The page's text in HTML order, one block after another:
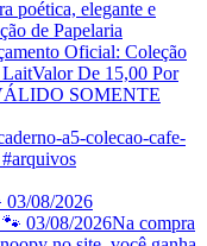
03/08/2026